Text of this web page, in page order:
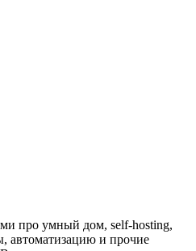
про умный дом, self-hosting,
автоматизацию и прочие